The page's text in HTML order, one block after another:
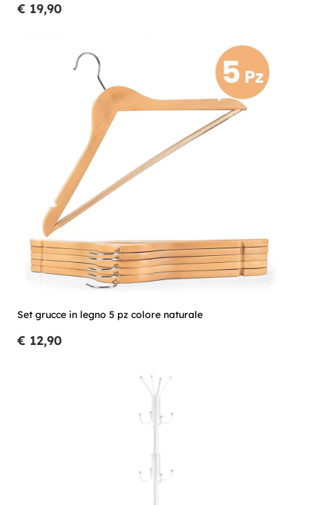
€ 19,90
Set grucce in legno 5 pz colore naturale
€ 12,90